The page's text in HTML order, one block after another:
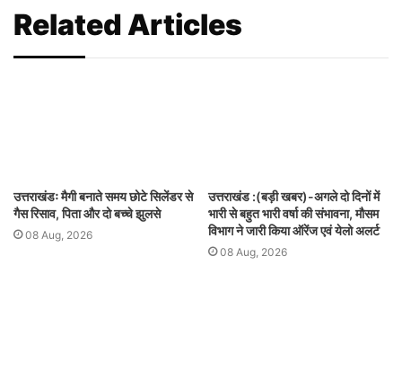
Related Articles
उत्तराखंडः मैगी बनाते समय छोटे सिलेंडर से
गैस रिसाव, पिता और दो बच्चे झुलसे
08 Aug, 2026
उत्तराखंड :(बड़ी खबर)-अगले दो दिनों में
भारी से बहुत भारी वर्षा की संभावना, मौसम
विभाग ने जारी किया ऑरेंज एवं येलो अलर्ट
08 Aug, 2026